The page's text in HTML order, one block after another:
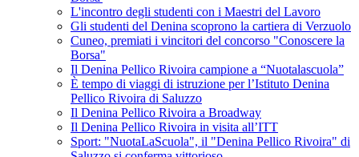
L'incontro degli studenti con i Maestri del Lavoro
Gli studenti del Denina scoprono la cartiera di Verzuolo
Cuneo, premiati i vincitori del concorso "Conoscere la
Borsa"
Il Denina Pellico Rivoira campione a “Nuotalascuola”
È tempo di viaggi di istruzione per l’Istituto Denina
Pellico Rivoira di Saluzzo
Il Denina Pellico Rivoira a Broadway
Il Denina Pellico Rivoira in visita all’ITT
Sport: "NuotaLaScuola", il "Denina Pellico Rivoira" di